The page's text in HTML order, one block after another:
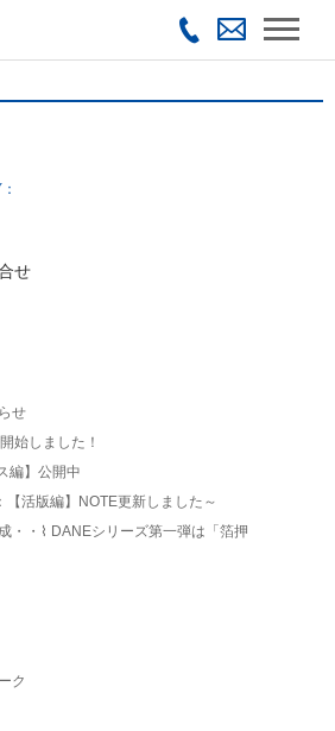
せ
せ
始しました！
編】公開中
【活版編】NOTE更新しました～
・・⌇ DANEシリーズ第一弾は「箔押
ク